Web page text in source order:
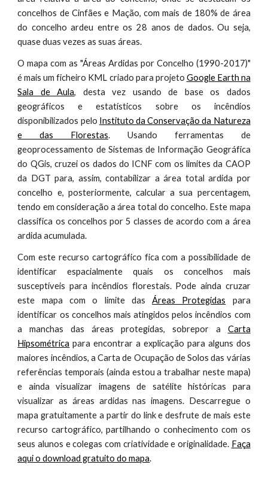
concelhos de Cinfães e Mação, com mais de 180% de área
do concelho ardeu entre os 28 anos de dados. Ou seja,
quase duas vezes as suas áreas.
O mapa com as "Áreas Ardidas por Concelho (1990-2017)"
é mais um ficheiro KML criado para projeto Google Earth na
Sala de Aula, desta vez usando de base os dados
geográficos e estatísticos sobre os incêndios
disponibilizados pelo Instituto da Conservação da Natureza
e das Florestas. Usando ferramentas de
geoprocessamento de Sistemas de Informação Geográfica
do QGis, cruzei os dados do ICNF com os limites da CAOP
da DGT para, assim, contabilizar a área total ardida por
concelho e, posteriormente, calcular a sua percentagem,
tendo em consideração a área total do concelho. Este mapa
classifica os concelhos por 5 classes de acordo com a área
ardida acumulada.
Com este recurso cartográfico fica com a possibilidade de
identificar espacialmente quais os concelhos mais
susceptíveis para incêndios florestais. Pode ainda cruzar
este mapa com o limite dasÁreas Protegidas para
identificar os concelhos mais atingidos pelos incêndios com
a manchas das áreas protegidas, sobrepor a Carta
Hipsométrica para encontrar a explicação para alguns dos
maiores incêndios, a Carta de Ocupação de Solos das várias
referências temporais (ainda estou a trabalhar neste mapa)
e ainda visualizar imagens de satélite históricas para
visualizar as áreas ardidas nas imagens. Descarregue o
mapa gratuitamente a partir do link e desfrute de mais este
recurso cartográfico, partilhando o conhecimento com os
seus alunos e colegas com criatividade e originalidade. Faça
aqui o download gratuito do mapa.